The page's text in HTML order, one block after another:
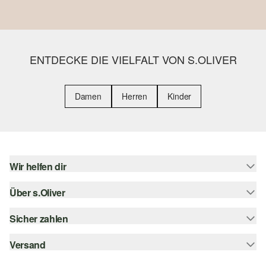
ENTDECKE DIE VIELFALT VON S.OLIVER
Damen Herren Kinder
Wir helfen dir
Hilfe & FAQ
Über s.Oliver
s.Oliver Magazin
Sicher zahlen
Rechnung
Versand